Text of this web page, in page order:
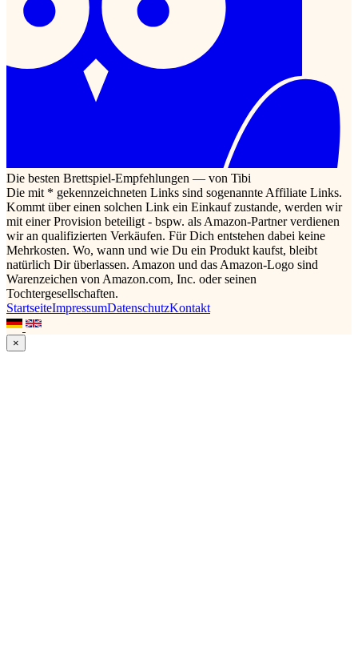
Die besten Brettspiel-Empfehlungen — von Tibi
Die mit * gekennzeichneten Links sind sogenannte Affiliate Links.
Kommt über einen solchen Link ein Einkauf zustande, werden wir
mit einer Provision beteiligt - bspw. als Amazon-Partner verdienen
wir an qualifizierten Verkäufen. Für Dich entstehen dabei keine
Mehrkosten. Wo, wann und wie Du ein Produkt kaufst, bleibt
natürlich Dir überlassen. Amazon und das Amazon-Logo sind
Warenzeichen von Amazon.com, Inc. oder seinen
Tochtergesellschaften.
StartseiteImpressumDatenschutzKontakt
×